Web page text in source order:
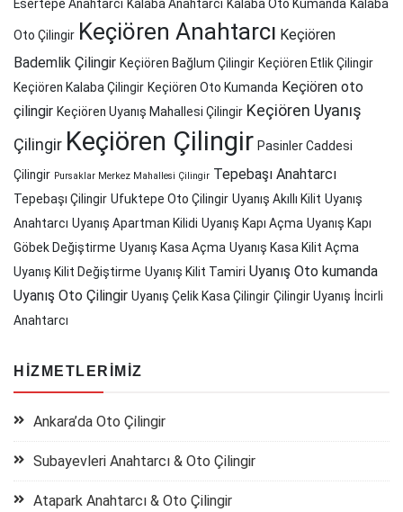
Esertepe Anahtarcı Kalaba Anahtarcı Kalaba Oto Kumanda Kalaba
Oto Çilingir Keçiören Anahtarcı Keçiören
Bademlik Çilingir Keçiören Bağlum Çilingir Keçiören Etlik Çilingir
Keçiören Kalaba Çilingir Keçiören Oto Kumanda Keçiören oto
çilingir Keçiören Uyanış Mahallesi Çilingir Keçiören Uyanış
Çilingir Keçiören Çilingir Pasinler Caddesi
Çilingir Pursaklar Merkez Mahallesi Çilingir Tepebaşı Anahtarcı
Tepebaşı Çilingir Ufuktepe Oto Çilingir Uyanış Akıllı Kilit Uyanış
Anahtarcı Uyanış Apartman Kilidi Uyanış Kapı Açma Uyanış Kapı
Göbek Değiştirme Uyanış Kasa Açma Uyanış Kasa Kilit Açma
Uyanış Kilit Değiştirme Uyanış Kilit Tamiri Uyanış Oto kumanda
Uyanış Oto Çilingir Uyanış Çelik Kasa Çilingir Çilingir Uyanış İncirli
Anahtarcı
HIZMETLERIMIZ
Ankara’da Oto Çilingir
Subayevleri Anahtarcı & Oto Çilingir
Atapark Anahtarcı & Oto Çilingir